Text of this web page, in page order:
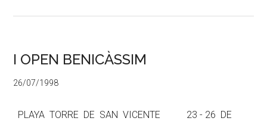
I OPEN BENICÀSSIM
26/07/1998
PLAYA TORRE DE SAN VICENTE 23 - 26 DE